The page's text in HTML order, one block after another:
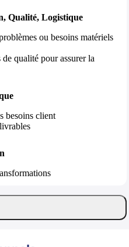
Qualité, Logistique
ou besoins matériels
qualité pour assurer la
besoins client